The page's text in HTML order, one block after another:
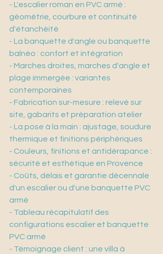
- L'escalier roman en PVC armé :
géométrie, courbure et continuité
d'étanchéité
- La banquette d'angle ou banquette
balnéo : confort et intégration
- Marches droites, marches d'angle et
plage immergée : variantes
contemporaines
- Fabrication sur-mesure : relevé sur
site, gabarits et préparation atelier
- La pose à la main : ajustage, soudure
thermique et finitions périphériques
- Couleurs, finitions et antidérapance :
sécurité et esthétique en Provence
- Coûts, délais et garantie décennale
d'un escalier ou d'une banquette PVC
armé
- Tableau récapitulatif des
configurations escalier et banquette
PVC armé
- Témoignage client : une villa à